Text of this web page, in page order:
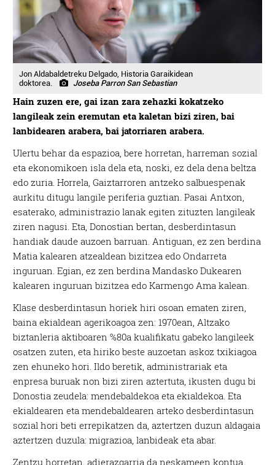
Jon Aldabaldetreku Delgado, Historia Garaikidean
doktorea.
Joseba Parron San Sebastian
Hain zuzen ere, gai izan zara zehazki kokatzeko
langileak zein eremutan eta kaletan bizi ziren, bai
lanbidearen arabera, bai jatorriaren arabera.
Ulertu behar da espazioa, bere horretan, harreman sozial
eta ekonomikoen isla dela eta, noski, ez dela dena beltza
edo zuria. Horrela, Gaiztarroren antzeko salbuespenak
aurkitu ditugu langile periferia guztian. Pasai Antxon,
esaterako, administrazio lanak egiten zituzten langileak
ziren nagusi. Eta, Donostian bertan, desberdintasun
handiak daude auzoen barruan. Antiguan, ez zen berdina
Matia kalearen atzealdean bizitzea edo Ondarreta
inguruan. Egian, ez zen berdina Mandasko Dukearen
kalearen inguruan bizitzea edo Karmengo Ama kalean.
Klase desberdintasun horiek hiri osoan ematen ziren,
baina ekialdean agerikoagoa zen: 1970ean, Altzako
biztanleria aktiboaren %80a kualifikatu gabeko langileek
osatzen zuten, eta hiriko beste auzoetan askoz txikiagoa
zen ehuneko hori. Ildo beretik, administrariak eta
enpresa buruak non bizi ziren aztertuta, ikusten dugu bi
Donostia zeudela: mendebaldekoa eta ekialdekoa. Eta
ekialdearen eta mendebaldearen arteko desberdintasun
sozial hori beti errepikatzen da, aztertzen duzun aldagaia
aztertzen duzula: migrazioa, lanbideak eta abar.
Zentzu horretan, adierazgarria da neskameen kontua.